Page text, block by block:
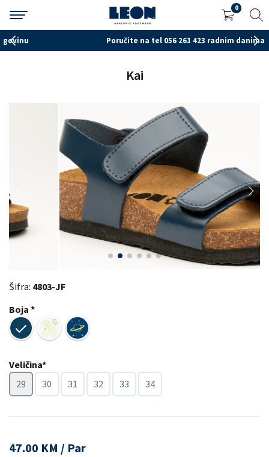
0
Poručite na tel 056 261 423 radnim danima od 7-15h
Kai
Šifra: 4803-JF
Boja *
Veličina*
29
30 31 32 33 34
47.00 KM / Par